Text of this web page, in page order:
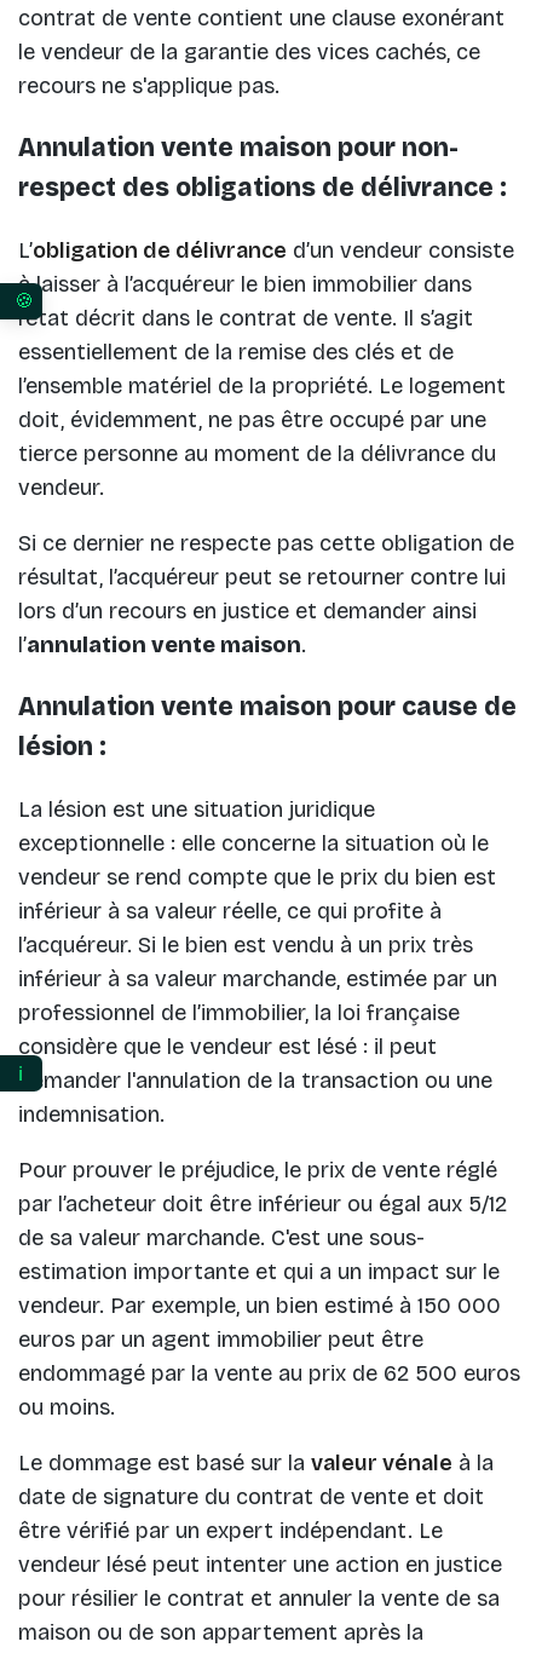
contrat de vente contient une clause exonérant
le vendeur de la garantie des vices cachés, ce
recours ne s'applique pas.
Annulation vente maison pour non-
respect des obligations de délivrance :
L’obligation de délivrance d’un vendeur consiste
à laisser à l’acquéreur le bien immobilier dans
l’état décrit dans le contrat de vente. Il s’agit
essentiellement de la remise des clés et de
l’ensemble matériel de la propriété. Le logement
doit, évidemment, ne pas être occupé par une
tierce personne au moment de la délivrance du
vendeur.
Si ce dernier ne respecte pas cette obligation de
résultat, l’acquéreur peut se retourner contre lui
lors d’un recours en justice et demander ainsi
l’annulation vente maison.
Annulation vente maison pour cause de
lésion :
La lésion est une situation juridique
exceptionnelle : elle concerne la situation où le
vendeur se rend compte que le prix du bien est
inférieur à sa valeur réelle, ce qui profite à
l’acquéreur. Si le bien est vendu à un prix très
inférieur à sa valeur marchande, estimée par un
professionnel de l’immobilier, la loi française
considère que le vendeur est lésé : il peut
demander l'annulation de la transaction ou une
indemnisation.
Pour prouver le préjudice, le prix de vente réglé
par l’acheteur doit être inférieur ou égal aux 5/12
de sa valeur marchande. C'est une sous-
estimation importante et qui a un impact sur le
vendeur. Par exemple, un bien estimé à 150 000
euros par un agent immobilier peut être
endommagé par la vente au prix de 62 500 euros
ou moins.
Le dommage est basé sur la valeur vénale à la
date de signature du contrat de vente et doit
être vérifié par un expert indépendant. Le
vendeur lésé peut intenter une action en justice
pour résilier le contrat et annuler la vente de sa
maison ou de son appartement après la
ℹ️
Vos préférences en matière de consentement